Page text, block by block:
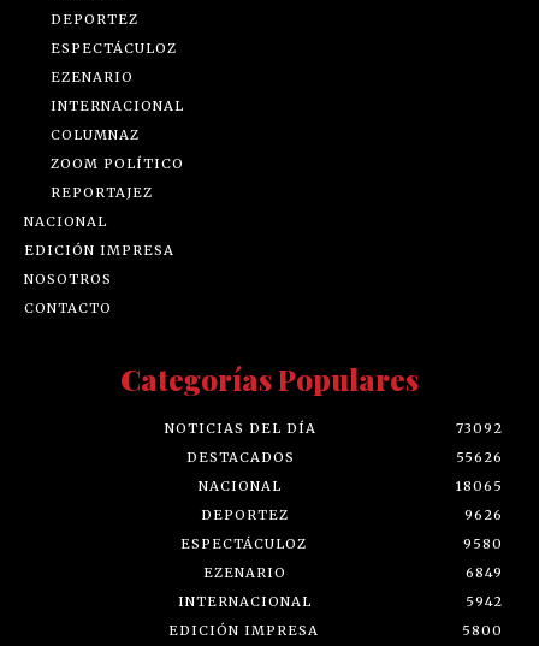
DEPORTEZ
ESPECTÁCULOZ
EZENARIO
INTERNACIONAL
COLUMNAZ
ZOOM POLÍTICO
REPORTAJEZ
NACIONAL
EDICIÓN IMPRESA
NOSOTROS
CONTACTO
Categorías Populares
NOTICIAS DEL DÍA
73092
DESTACADOS
55626
NACIONAL
18065
DEPORTEZ
9626
ESPECTÁCULOZ
9580
EZENARIO
6849
INTERNACIONAL
5942
EDICIÓN IMPRESA
5800